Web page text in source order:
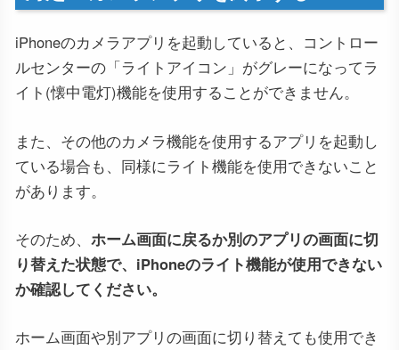
iPhoneのカメラアプリを起動していると、コントロー
ルセンターの「ライトアイコン」がグレーになってラ
イト(懐中電灯)機能を使用することができません。
また、その他のカメラ機能を使用するアプリを起動し
ている場合も、同様にライト機能を使用できないこと
があります。
そのため、 ホーム画面に戻るか別のアプリの画面に切
り替えた状態で、iPhoneのライト機能が使用できない
か確認してください。
ホーム画面や別アプリの画面に切り替えても使用でき